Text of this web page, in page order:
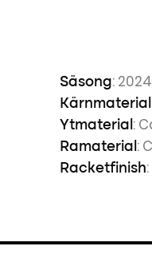
Säsong: 2024
Kärnmaterial
Ytmaterial :
Ramaterial :
Racketfinish